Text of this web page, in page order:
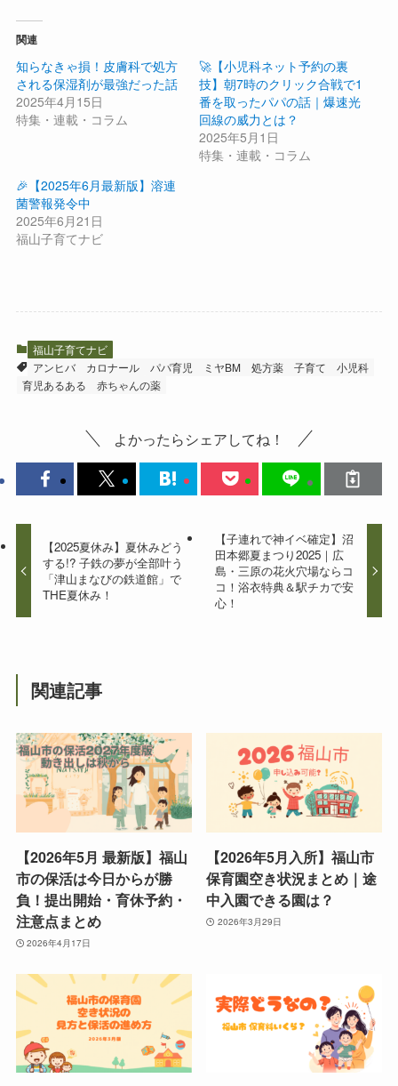
関連
知らなきゃ損！皮膚科で処方
される保湿剤が最強だった話
2025年4月15日
特集・連載・コラム
🚀【小児科ネット予約の裏
技】朝7時のクリック合戦で1
番を取ったパパの話｜爆速光
回線の威力とは？
2025年5月1日
特集・連載・コラム
🎉【2025年6月最新版】溶連
菌警報発令中
2025年6月21日
福山子育てナビ
福山子育てナビ
アンヒバ
カロナール パパ育児 ミヤBM 処方薬 子育て
小児科
育児あるある
赤ちゃんの薬
よかったらシェアしてね！
【2025夏休み】夏休みどう
する!? 子鉄の夢が全部叶う
「津山まなびの鉄道館」で
THE夏休み！
【子連れで神イベ確定】沼
田本郷夏まつり2025｜広
島・三原の花火穴場ならコ
コ！浴衣特典＆駅チカで安
心！
関連記事
【2026年5月 最新版】福山
市の保活は今日からが勝
負！提出開始・育休予約・
注意点まとめ
2026年4月17日
【2026年5月入所】福山市
保育園空き状況まとめ｜途
中入園できる園は？
2026年3月29日